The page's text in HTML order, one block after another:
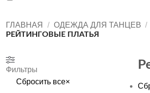
ГЛАВНАЯ / ОДЕЖДА ДЛЯ ТАНЦЕВ /
РЕЙТИНГОВЫЕ ПЛАТЬЯ
Фильтры
Сбросить все×